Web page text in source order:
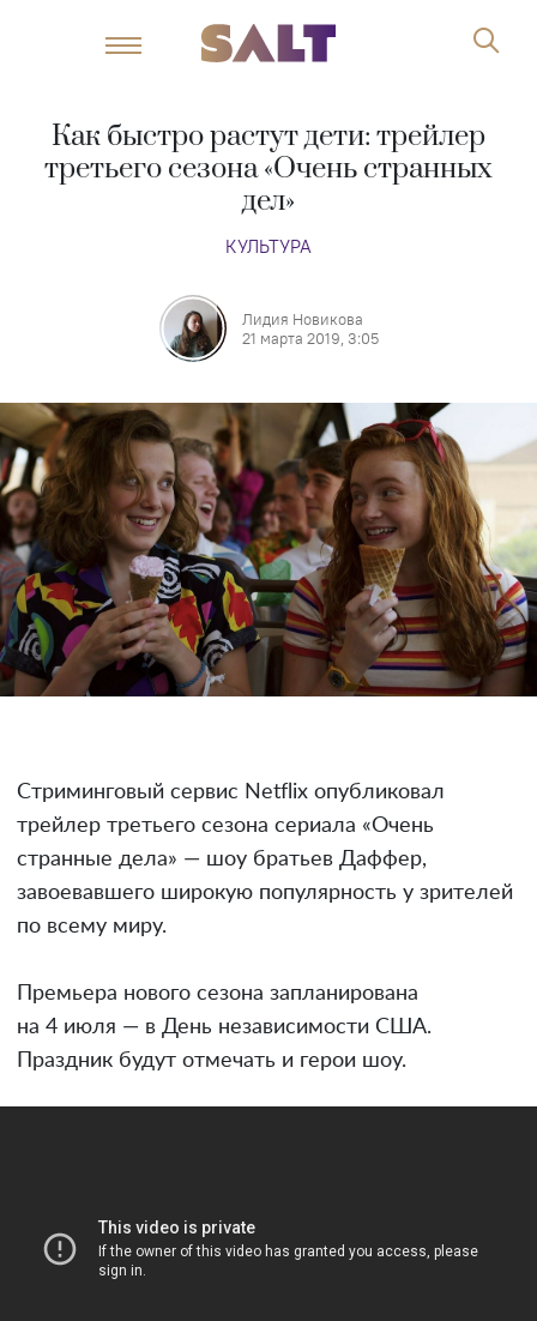
Как быстро растут дети: трейлер
третьего сезона «Очень странных
дел»
КУЛЬТУРА
Лидия Новикова
21 марта 2019, 3:05
Стриминговый сервис Netflix опубликовал
трейлер третьего сезона сериала «Очень
странные дела» — шоу братьев Даффер,
завоевавшего широкую популярность у зрителей
по всему миру.
Премьера нового сезона запланирована
на 4 июля — в День независимости США.
Праздник будут отмечать и герои шоу.